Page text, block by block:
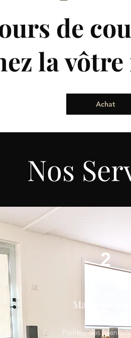
de
la
Achat
Nos
2
Profitez des